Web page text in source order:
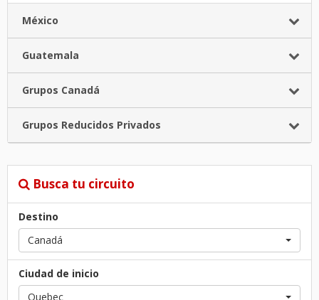
México
Guatemala
Grupos Canadá
Grupos Reducidos Privados
Busca tu circuito
Destino
Canadá
Ciudad de inicio
Quebec